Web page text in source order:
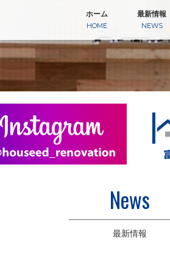
ホーム
HOME
最新情報
NEWS
News
最新情報